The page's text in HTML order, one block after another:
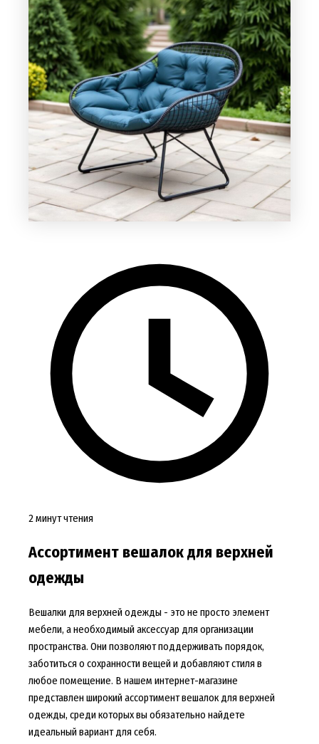
2 минут чтения
Ассортимент вешалок для верхней
одежды
Вешалки для верхней одежды - это не просто элемент
мебели, а необходимый аксессуар для организации
пространства. Они позволяют поддерживать порядок,
заботиться о сохранности вещей и добавляют стиля в
любое помещение. В нашем интернет-магазине
представлен широкий ассортимент вешалок для верхней
одежды, среди которых вы обязательно найдете
идеальный вариант для себя.